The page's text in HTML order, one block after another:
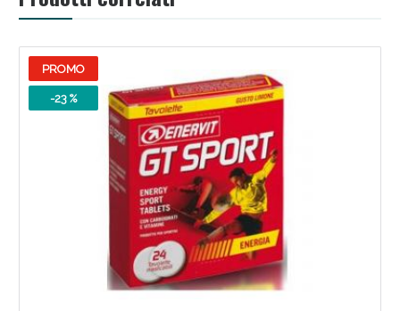
PROMO
-23 %
Scopri le offerte di Oggi